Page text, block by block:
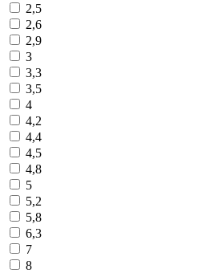
2,5
2,6
2,9
3
3,3
3,5
4
4,2
4,4
4,5
4,8
5
5,2
5,8
6,3
7
8